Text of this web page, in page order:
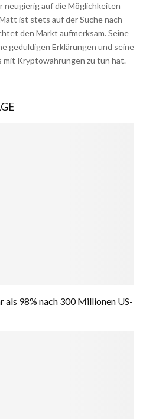
neugierig auf die Möglichkeiten
ist stets auf der Suche nach
den Markt aufmerksam. Seine
geduldigen Erklärungen und seine
mit Kryptowährungen zu tun hat.
98% nach 300 Millionen US-